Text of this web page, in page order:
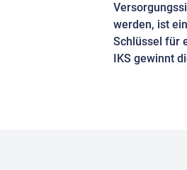
werden, ist
Schlüssel für
IKS gewinnt